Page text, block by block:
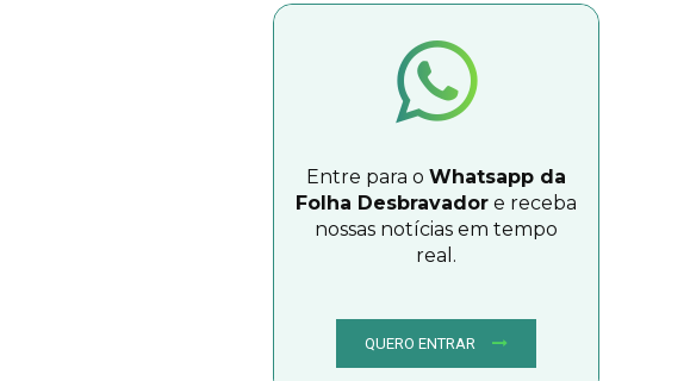
Entre para o Whatsapp da
Folha Desbravador e receba
nossas notícias em tempo
real.
QUERO ENTRAR